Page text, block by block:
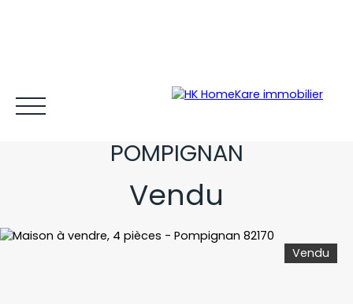
Acheter et louer Vendre Estimer Gestion locative
MAGNIFIQUE MAISON AVEC
POMPIGNAN
Vendu
Vendu